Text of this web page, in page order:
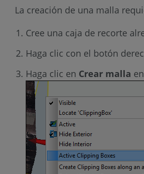
La creación de una malla
Cree una caja de recorte
Haga clic con el botón
Haga clic en Crear malla